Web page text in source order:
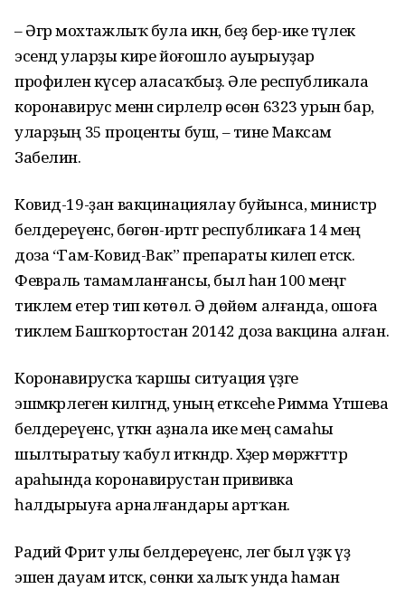
– Әгәр мохтажлыҡ була икән, беҙ бер-ике тәүлек
эсендә уларҙы кире йоғошло ауырыуҙар
профиленә күсерә аласаҡбыҙ. Әле республикала
коронавирус менән сирлеләр өсөн 6323 урын бар,
уларҙың 35 проценты буш, – тине Максам
Забелин.
Ковид-19-ҙан вакцинациялау буйынса, министр
белдереүенсә, бөгөн-иртәгә республикаға 14 мең
доза “Гам-Ковид-Вак” препараты килеп етәсәк.
Февраль тамамланғансы, был һан 100 меңгә
тиклем етер тип көтөлә. Ә дөйөм алғанда, ошоға
тиклем Башҡортостан 20142 доза вакцина алған.
Коронавирусҡа ҡаршы ситуация үҙәге
эшмәкәрлегенә килгәндә, уның етәксеһе Римма Үтәшева
белдереүенсә, үткән аҙнала ике мең самаһы
шылтыратыу ҡабул иткәндәр. Хәҙер мөрәжәғәттәр
араһында коронавирустан прививка
һалдырыуға арналғандары артҡан.
Радий Фәрит улы белдереүенсә, әлегә был үҙәк үҙ
эшен дауам итәсәк, сөнки халыҡ унда һаман